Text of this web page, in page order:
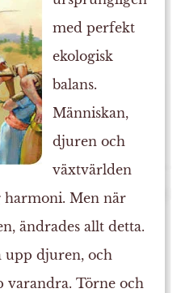
med perfekt
ekologisk
balans.
Människan,
djuren och
växtvärlden
harmoni. Men när
ändrades allt detta.
upp djuren, och
varandra. Törne och